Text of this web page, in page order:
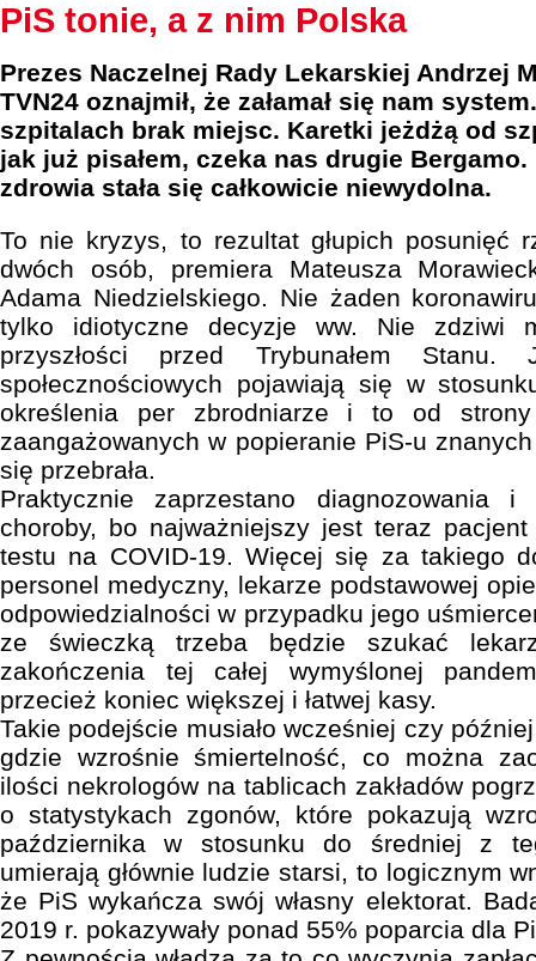
PiS tonie, a z nim Polska
Prezes Naczelnej Rady Lekarskiej Andrzej
TVN24 oznajmił, że załamał się nam
szpitalach brak miejsc. Karetki jeżdżą od
jak już pisałem, czeka nas drugie Bergamo.
zdrowia stała się całkowicie niewydolna.
To nie kryzys, to rezultat głupich posunięć
dwóch osób, premiera Mateusza
Adama Niedzielskiego. Nie żaden
tylko idiotyczne decyzje ww. Nie zdziwi
przyszłości przed Trybunałem
społecznościowych pojawiają się w
określenia per zbrodniarze i to od strony
zaangażowanych w popieranie PiS-u
się przebrała.
Praktycznie zaprzestano diagnozowania
choroby, bo najważniejszy jest teraz
testu na COVID-19. Więcej się za takiego
personel medyczny, lekarze podstawowej
odpowiedzialności w przypadku jego
ze świeczką trzeba będzie szukać
zakończenia tej całej wymyślonej
przecież koniec większej i łatwej kasy.
Takie podejście musiało wcześniej czy
gdzie wzrośnie śmiertelność, co można
ilości nekrologów na tablicach zakładów
o statystykach zgonów, które pokazują
października w stosunku do średniej z
umierają głównie ludzie starsi, to logicznym
że PiS wykańcza swój własny elektorat.
2019 r. pokazywały ponad 55% poparcia dla